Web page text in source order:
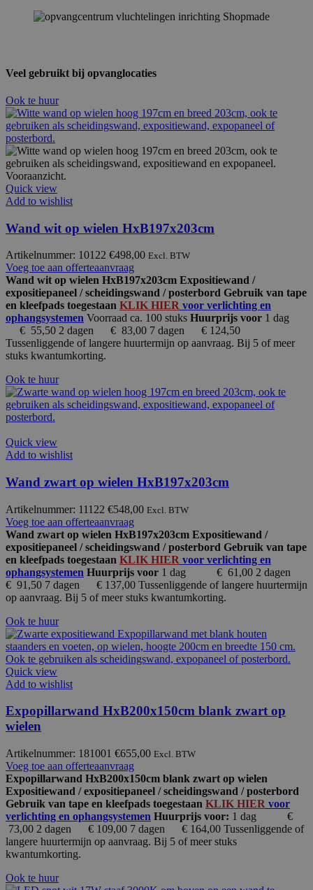
Veel gebruikt bij opvanglocaties
Ook te huur
Quick view
Add to wishlist
Wand wit op wielen HxB197x203cm
Artikelnummer: 10122 €498,00 Excl. BTW
Voeg toe aan offerteaanvraag
Wand wit op wielen HxB197x203cm Expositiewand /
expositiepaneel / scheidingswand / posterbord Gebruik van tape
en kleefpads toegestaan KLIK HIER voor verlichting en
ophangsystemen Voorraad ca. 100 stuks Huurprijs voor 1 dag
€ 55,50 2 dagen € 83,00 7 dagen € 124,50
Tussenliggende of langere huurtermijn op aanvraag. Bij 5 of meer
stuks kwantumkorting.
Ook te huur
Quick view
Add to wishlist
Wand zwart op wielen HxB197x203cm
Artikelnummer: 11122 €548,00 Excl. BTW
Voeg toe aan offerteaanvraag
Wand zwart op wielen HxB197x203cm Expositiewand /
expositiepaneel / scheidingswand / posterbord Gebruik van tape
en kleefpads toegestaan KLIK HIER voor verlichting en
ophangsystemen Huurprijs voor 1 dag € 61,00 2 dagen
€ 91,50 7 dagen € 137,00 Tussenliggende of langere huurtermijn
op aanvraag. Bij 5 of meer stuks kwantumkorting.
Ook te huur
Quick view
Add to wishlist
Expopillarwand HxB200x150cm blank zwart op
wielen
Artikelnummer: 181001 €655,00 Excl. BTW
Voeg toe aan offerteaanvraag
Expopillarwand HxB200x150cm blank zwart op wielen
Expositiewand / expositiepaneel / scheidingswand / posterbord
Gebruik van tape en kleefpads toegestaan KLIK HIER voor
verlichting en ophangsystemen Huurprijs voor: 1 dag €
73,00 2 dagen € 109,00 7 dagen € 164,00 Tussenliggende of
langere huurtermijn op aanvraag. Bij 5 of meer stuks
kwantumkorting.
Ook te huur